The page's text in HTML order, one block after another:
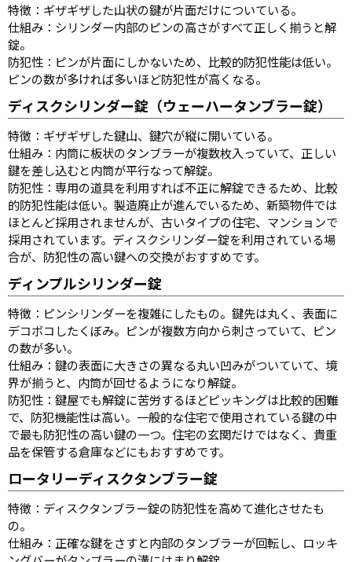
特徴：ギザギザした山状の鍵が片面だけについている。
仕組み：シリンダー内部のピンの高さがすべて正しく揃うと解
錠。
防犯性：ピンが片面にしかないため、比較的防犯性能は低い。
ピンの数が多ければ多いほど防犯性が高くなる。
ディスクシリンダー錠（ウェーハータンブラー錠）
特徴：ギザギザした鍵山、鍵穴が縦に開いている。
仕組み：内筒に板状のタンブラーが複数枚入っていて、正しい
鍵を差し込むと内筒が平行なって解錠。
防犯性：専用の道具を利用すれば不正に解錠できるため、比較
的防犯性能は低い。製造廃止が進んでいるため、新築物件では
ほとんど採用されませんが、古いタイプの住宅、マンションで
採用されています。ディスクシリンダー錠を利用されている場
合が、防犯性の高い鍵への交換がおすすめです。
ディンプルシリンダー錠
特徴：ピンシリンダーを複雑にしたもの。鍵先は丸く、表面に
デコボコしたくぼみ。ピンが複数方向から刺さっていて、ピン
の数が多い。
仕組み：鍵の表面に大きさの異なる丸い凹みがついていて、境
界が揃うと、内筒が回せるようになり解錠。
防犯性：鍵屋でも解錠に苦労するほどピッキングは比較的困難
で、防犯機能性は高い。一般的な住宅で使用されている鍵の中
で最も防犯性の高い鍵の一つ。住宅の玄関だけではなく、貴重
品を保管する倉庫などにもおすすめです。
ロータリーディスクタンブラー錠
特徴：ディスクタンブラー錠の防犯性を高めて進化させたも
の。
仕組み：正確な鍵をさすと内部のタンブラーが回転し、ロッキ